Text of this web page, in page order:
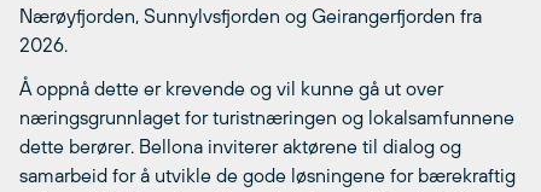
Nærøyfjorden, Sunnylvsfjorden og Geirangerfjorden fra
2026.
Å oppnå dette er krevende og vil kunne gå ut over
næringsgrunnlaget for turistnæringen og lokalsamfunnene
dette berører. Bellona inviterer aktørene til dialog og
samarbeid for å utvikle de gode løsningene for bærekraftig